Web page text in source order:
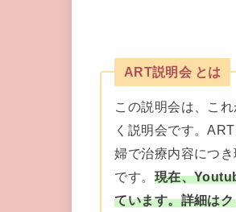
ART説明会 とは
この説明会は、こ
く説明会です。
婦で治療内容につ
です。 現在、
ています。詳細は